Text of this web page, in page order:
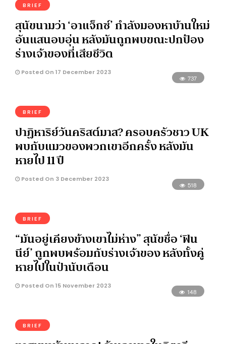
BRIEF
สุนัขนามว่า ‘อาแจ็กซ์’ กำลังมองหาบ้านใหม่
อันแสนอบอุ่น หลังมันถูกพบขณะปกป้อง
ร่างเจ้าของที่เสียชีวิต
Posted On 17 December 2023
737
BRIEF
ปาฏิหาริย์วันคริสต์มาส? ครอบครัวชาว UK
พบกับแมวของพวกเขาอีกครั้ง หลังมัน
หายไป 11 ปี
Posted On 3 December 2023
518
BRIEF
“มันอยู่เคียงข้างเขาไม่ห่าง” สุนัขชื่อ ‘ฟิน
นีย์’ ถูกพบพร้อมกับร่างเจ้าของ หลังทั้งคู่
หายไปในป่านับเดือน
Posted On 15 November 2023
148
BRIEF